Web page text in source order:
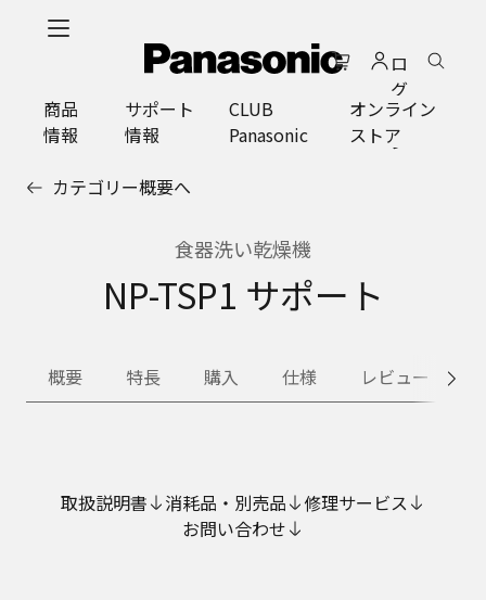
ロ
グ
イ
ン
商品
情報
サポート
情報
CLUB
Panasonic
オンライン
ストア
カテゴリー概要へ
食器洗い乾燥機
NP-TSP1 サポート
概要 特長 購入 仕様 レビュー
取扱説明書 消耗品・別売品
修理サービス
お問い合わせ